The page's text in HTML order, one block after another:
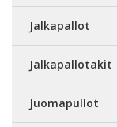
Jalkapallot
Jalkapallotakit
Juomapullot